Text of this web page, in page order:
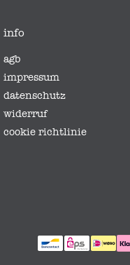
info
agb
impressum
datenschutz
widerruf
cookie richtlinie
zahlungsmethoden